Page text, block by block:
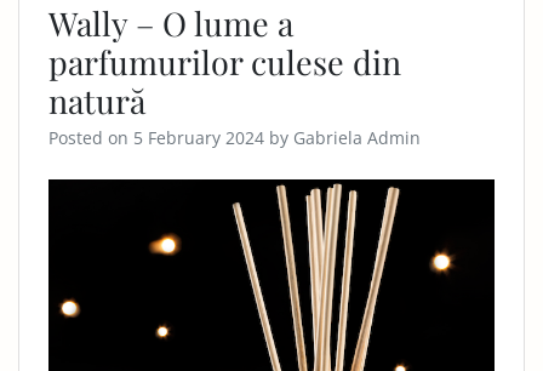
Wally – O lume a
parfumurilor culese din
natură
Posted on 5 February 2024 by Gabriela Admin